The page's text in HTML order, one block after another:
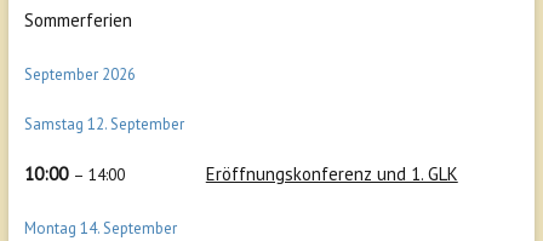
Sommerferien
September 2026
Samstag 12.September
10:00 – 14:00 Eröffnungskonferenz und 1. GLK
Montag 14.September